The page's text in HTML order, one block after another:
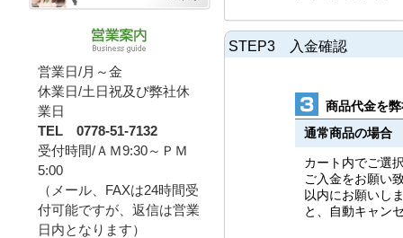
STEP3 入金確認
商品代金を
通常商品の場合
カート内でご選
ご入金をお願い
以内にお願いし
と、自動キャン
営業日/月～金
休業日/土日祝及び弊社休
業日
TEL 0778-51-7132
受付時間/ＡＭ9:30～ＰＭ
5:00
（メール、FAXは24時間受
付可能ですが、返信は営業
日内となります）